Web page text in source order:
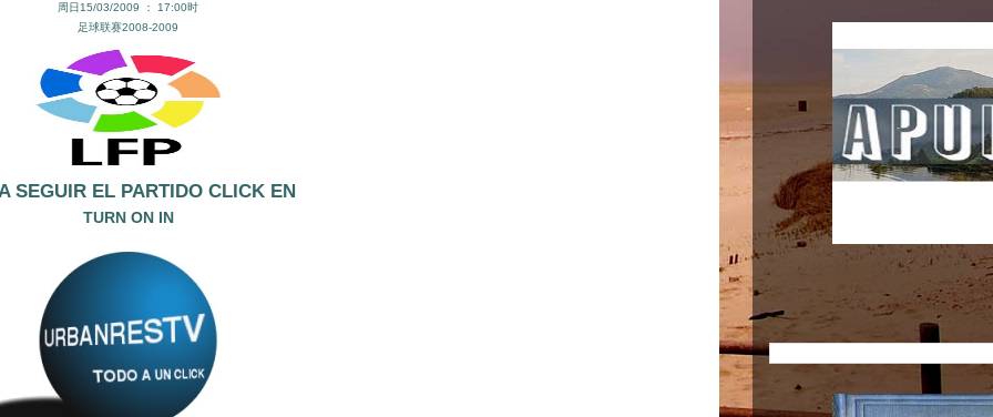
周日15/03/2009 ： 17:00时
足球联赛2008-2009
SEGUIR EL PARTIDO CLICK EN
TURN ON IN